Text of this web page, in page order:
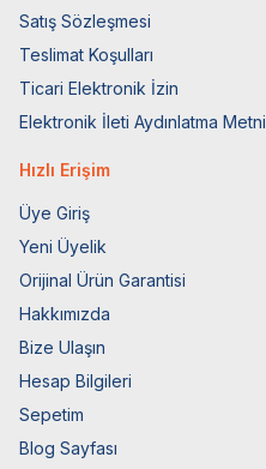
Satış Sözleşmesi
Teslimat Koşulları
Ticari Elektronik İzin
Elektronik İleti Aydınlatma Metni
Hızlı Erişim
Üye Giriş
Yeni Üyelik
Orijinal Ürün Garantisi
Hakkımızda
Bize Ulaşın
Hesap Bilgileri
Sepetim
Blog Sayfası